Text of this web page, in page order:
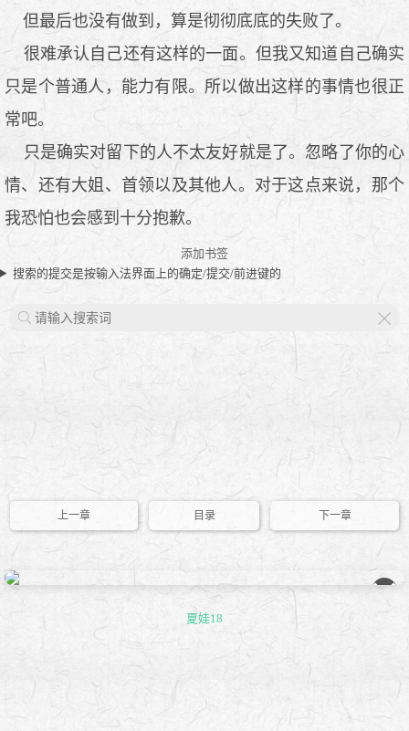
但最后也没有做到，算是彻彻底底的失败了。
很难承认自己还有这样的一面。但我又知道自己确实
只是个普通人，能力有限。所以做出这样的事情也很正
常吧。
只是确实对留下的人不太友好就是了。忽略了你的心
情、还有大姐、首领以及其他人。对于这点来说，那个
我恐怕也会感到十分抱歉。
添加书签
搜索的提交是按输入法界面上的确定/提交/前进键的
上一章 目录 下一章
��
夏娃18